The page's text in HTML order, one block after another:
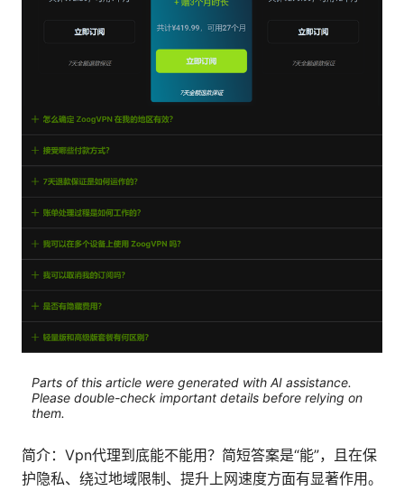
Parts of this article were generated with AI assistance.
Please double-check important details before relying on
them.
简介：Vpn代理到底能不能用？简短答案是“能”，且在保
护隐私、绕过地域限制、提升上网速度方面有显著作用。